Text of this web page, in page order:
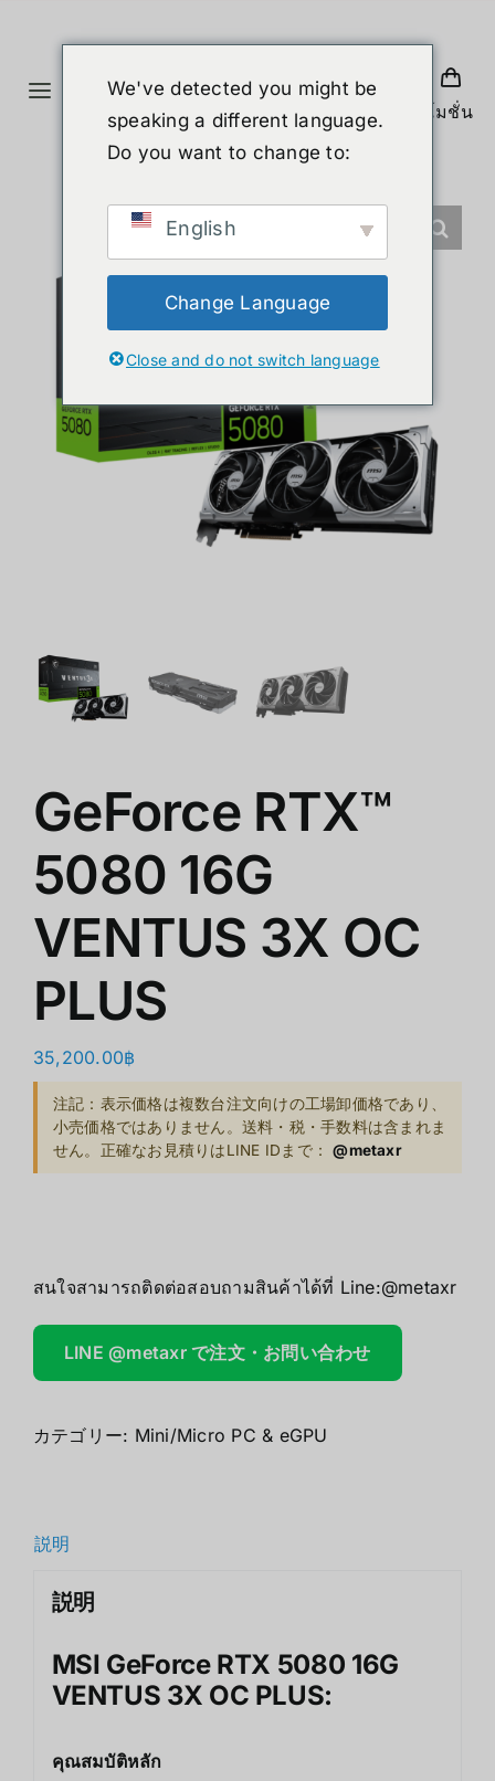
Toggle
Navigation
ヒューマノイド
ニュース
サービス
会社概要
โปรโมชั่น
GeForce RTX™
5080 16G
VENTUS 3X OC
PLUS
35,200.00฿
注記：表示価格は複数台注文向けの工場卸価格であり、
小売価格ではありません。送料・税・手数料は含まれま
せん。正確なお見積りはLINE IDまで：@metaxr
สนใจสามารถติดต่อสอบถามสินค้าได้ที่ Line:@metaxr
LINE @metaxr で注文・お問い合わせ
カテゴリー: Mini/Micro PC & eGPU
説明
説明
MSI GeForce RTX 5080 16G
VENTUS 3X OC PLUS:
คุณสมบัติหลัก
We've detected you might be
speaking a different language.
Do you want to change to:
English
Change Language
Close and do not switch language